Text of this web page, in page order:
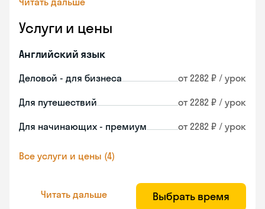
Услуги и цены
Английский язык
Деловой - для бизнеса от 2282 ₽ / урок
Для путешествий от 2282 ₽ / урок
Для начинающих - премиум от 2282 ₽ / урок
Все услуги и цены (4)
Читать дальше Выбрать время